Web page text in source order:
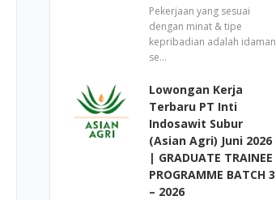
Pekerjaan yang sesuai
dengan minat & tipe
kepribadian adalah idaman
se…
Lowongan Kerja
Terbaru PT Inti
Indosawit Subur
(Asian Agri) Juni 2026
| GRADUATE TRAINEE
PROGRAMME BATCH 3
– 2026